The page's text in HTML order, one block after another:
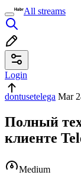
All streams
Login
dontusetelega Mar
Полный
клиенте
Medium